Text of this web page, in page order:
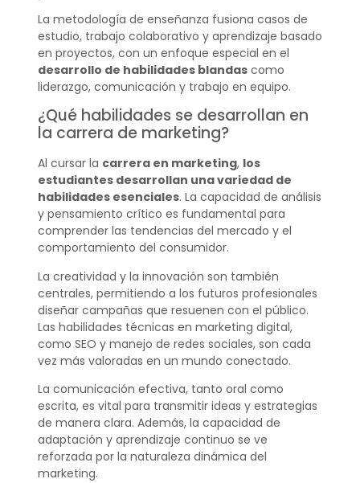
La metodología de enseñanza fusiona casos de
estudio, trabajo colaborativo y aprendizaje basado
en proyectos, con un enfoque especial en el
desarrollo de habilidades blandascomo
liderazgo, comunicación y trabajo en equipo.
¿Qué habilidades se desarrollan en
la carrera de marketing?
Al cursar la carrera en marketing, los
estudiantes desarrollan una variedad de
habilidades esenciales. La capacidad de análisis
y pensamiento crítico es fundamental para
comprender las tendencias del mercado y el
comportamiento del consumidor.
La creatividad y la innovación son también
centrales, permitiendo a los futuros profesionales
diseñar campañas que resuenen con el público.
Las habilidades técnicas en marketing digital,
como SEO y manejo de redes sociales, son cada
vez más valoradas en un mundo conectado.
La comunicación efectiva, tanto oral como
escrita, es vital para transmitir ideas y estrategias
de manera clara. Además, la capacidad de
adaptación y aprendizaje continuo se ve
reforzada por la naturaleza dinámica del
marketing.